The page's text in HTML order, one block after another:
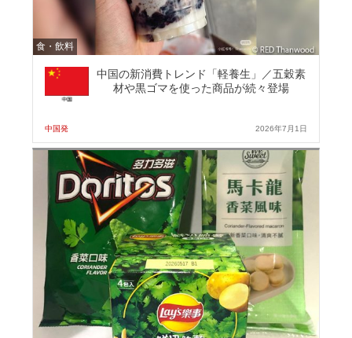
食・飲料
中国の新消費トレンド「軽養生」／五穀素
材や黒ゴマを使った商品が続々登場
中国発 2026年7月1日